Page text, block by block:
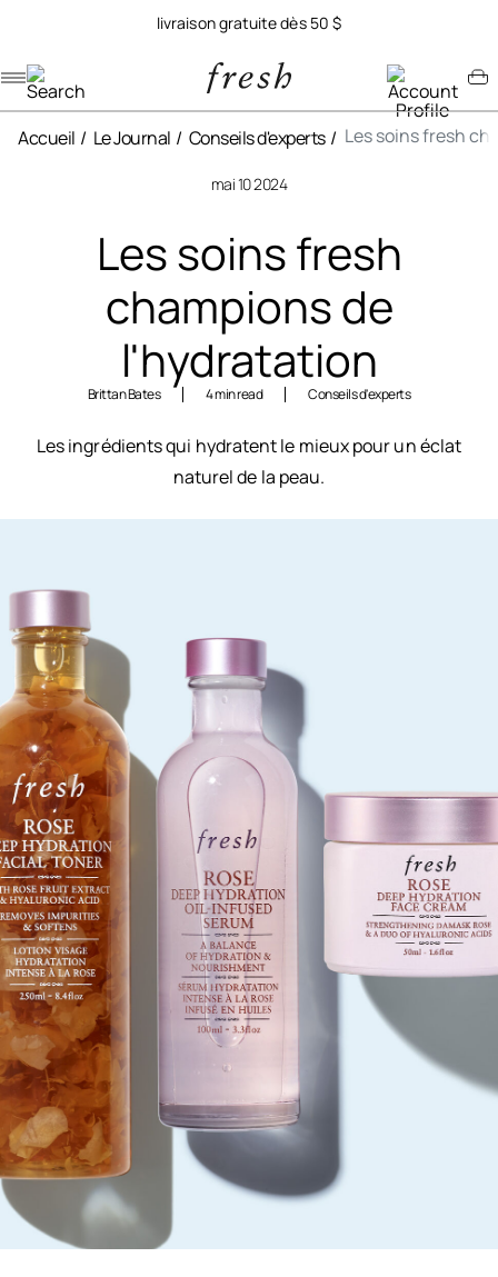
livraison gratuite dès 50 $
Accueil Le Journal Conseils d'experts Les soins fresh
mai 10 2024
Les soins fresh
champions de
l'hydratation
Brittan Bates 4 min read Conseils d'experts
Les ingrédients qui hydratent le mieux pour un éclat
naturel de la peau.